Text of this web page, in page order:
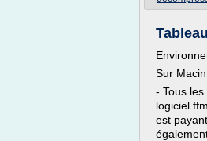
Sur
- Tous
logiciel
est